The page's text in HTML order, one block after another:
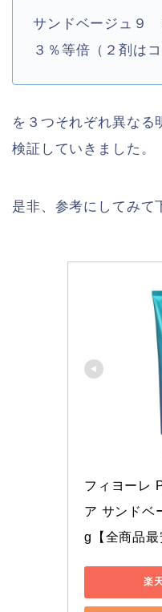
サンドベージュ
３％等倍（２剤は
を３つそれぞれ異なる
検証していきました。
是非、参考にしてみて
フィヨーレ
ア サンドベ
g【全商品最
楽